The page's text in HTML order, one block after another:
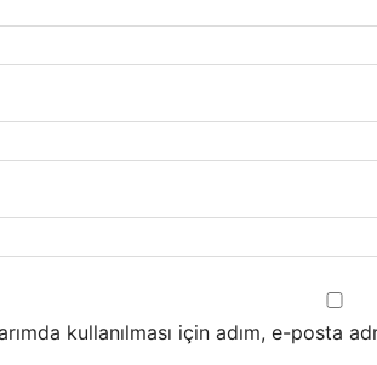
kullanılması için adım, e-posta